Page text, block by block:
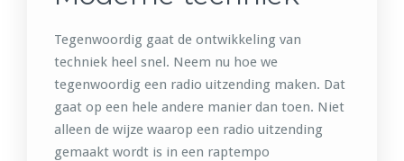
Tegenwoordig gaat de ontwikkeling van
techniek heel snel. Neem nu hoe we
tegenwoordig een radio uitzending maken. Dat
gaat op een hele andere manier dan toen. Niet
alleen de wijze waarop een radio uitzending
gemaakt wordt is in een raptempo